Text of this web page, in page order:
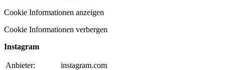
Cookie Informationen anzeigen
Cookie Informationen verbergen
Instagram
Anbieter:
instagram.com